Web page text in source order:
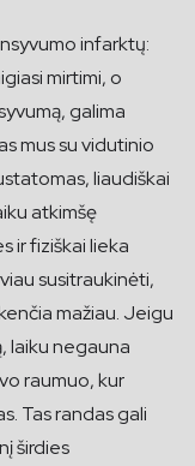
infarktų:
mirtimi, o
galima
mus su vidutinio
liaudiškai
atkimšę
ir fiziškai lieka
susitraukinėti,
mažiau. Jeigu
laiku negauna
raumuo, kur
Tas randas gali
širdies